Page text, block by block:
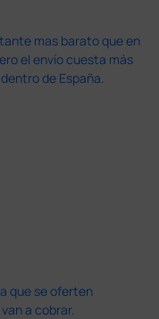
mas barato que en
el envío cuesta más
de España.
que se oferten
a cobrar.